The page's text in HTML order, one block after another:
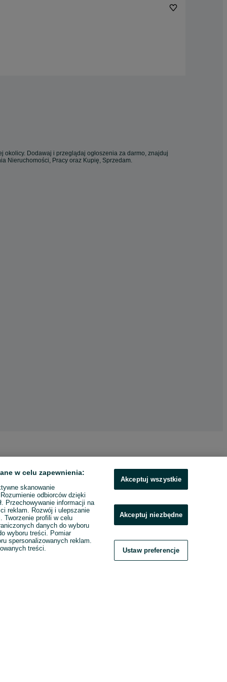
okolicy. Dodawaj i przeglądaj ogłoszenia za darmo, znajduj
Nieruchomości, Pracy oraz Kupię, Sprzedam.
w celu zapewnienia:
skanowanie
odbiorców dzięki
Przechowywanie informacji na
reklam. Rozwój i ulepszanie
Tworzenie profili w celu
danych do wyboru
wyboru treści. Pomiar
spersonalizowanych reklam.
treści.
Akceptuj wszystkie
Akceptuj niezbędne
Ustaw preferencje